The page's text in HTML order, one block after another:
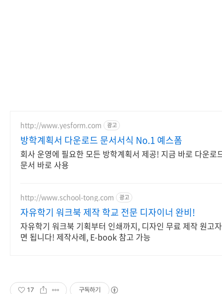
http://www.yesform.com 광고
방학계획서 다운로드 문서서식 No.1 예스폼
회사 운영에 필요한 모든 방학계획서 제공! 지금 바로 다운로
문서 바로 사용
http://www.school-tong.com 광고
자유학기 워크북 제작 학교 전문 디자이너 완비!
자유학기 워크북 기획부터 인쇄까지, 디자인 무료 제작 원고
면 됩니다! 제작사례, E-book 참고 가능
17 구독하기